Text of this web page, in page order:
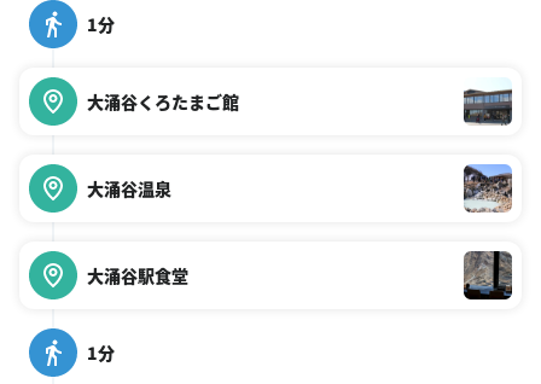
1分
大涌谷くろたまご館
大涌谷温泉
大涌谷駅食堂
1分